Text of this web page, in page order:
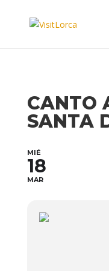
CANTO
SANTA
MIÉ
18
MAR